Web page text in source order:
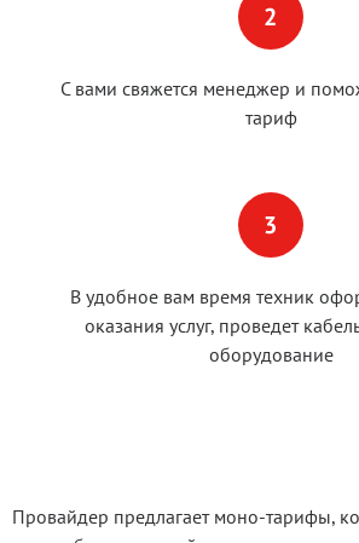
С вами свяжется менеджер и
тариф
В удобное вам время техник
оказания услуг, проведет
оборудование
Провайдер предлагает моно-тарифы,